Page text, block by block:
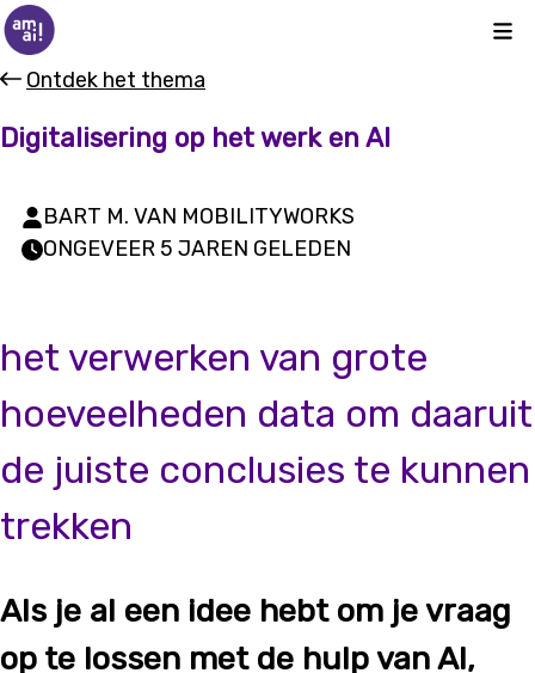
Ontdek het thema
Digitalisering op het werk en AI
BART M. VAN MOBILITYWORKS
ONGEVEER 5 JAREN GELEDEN
het verwerken van grote
hoeveelheden data om daaruit
de juiste conclusies te kunnen
trekken
Als je al een idee hebt om je vraag
op te lossen met de hulp van AI,